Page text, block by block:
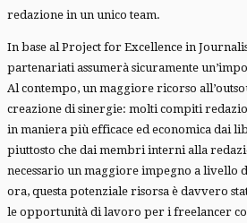
redazione in un unico team.
In base al Project for Excellence in
partenariati assumerà sicuramente
Al contempo, un maggiore ricorso
creazione di sinergie: molti compiti
in maniera più efficace ed economica dai
piuttosto che dai membri interni alla
necessario un maggiore impegno a livello
ora, questa potenziale risorsa è davvero
le opportunità di lavoro per i freelancer